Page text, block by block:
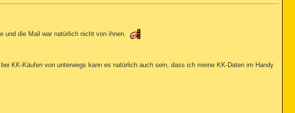
und die Mail war natürlich nicht von ihnen.
KK-Käufen von unterwegs kann es natürlich auch sein, dass ich meine KK-Daten im Handy